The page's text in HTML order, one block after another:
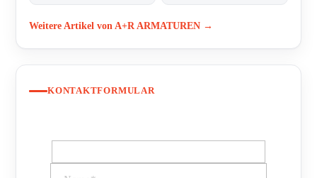
Weitere Artikel von A+R ARMATUREN →
KONTAKTFORMULAR